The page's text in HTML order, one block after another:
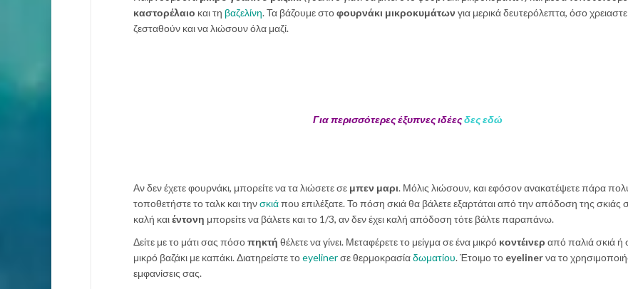
καστορέλαιο και τη βαζελίνη. Τα βάζουμε στοφουρνάκι μικροκυμάτων για μερικά δευτερόλεπτα, όσο
ζεσταθούν και να λιώσουν όλα μαζί.
Για περισσότερες έξυπνες ιδέεςδες εδώ
Αν δεν έχετε φουρνάκι, μπορείτε να τα λιώσετε σε μπεν μαρι. Μόλις λιώσουν, και εφόσον ανακατέψετε πάρα
τοποθετήστε το ταλκ και τηνσκιάπου επιλέξατε. Το πόση σκιά θα βάλετε εξαρτάται από την απόδοση της σκιάς
καλή καιέντονη μπορείτε να βάλετε και το 1/3, αν δεν έχει καλή απόδοση τότε βάλτε παραπάνω.
Δείτε με το μάτι σας πόσοπηκτή θέλετε να γίνει. Μεταφέρετε το μείγμα σε ένα μικρό κοντέινερ από παλιά σκιά ή
μικρό βαζάκι με καπάκι. Διατηρείστε τοeyelinerσε θερμοκρασίαδωματίου. Έτοιμο το eyelinerνα το
εμφανίσεις σας.